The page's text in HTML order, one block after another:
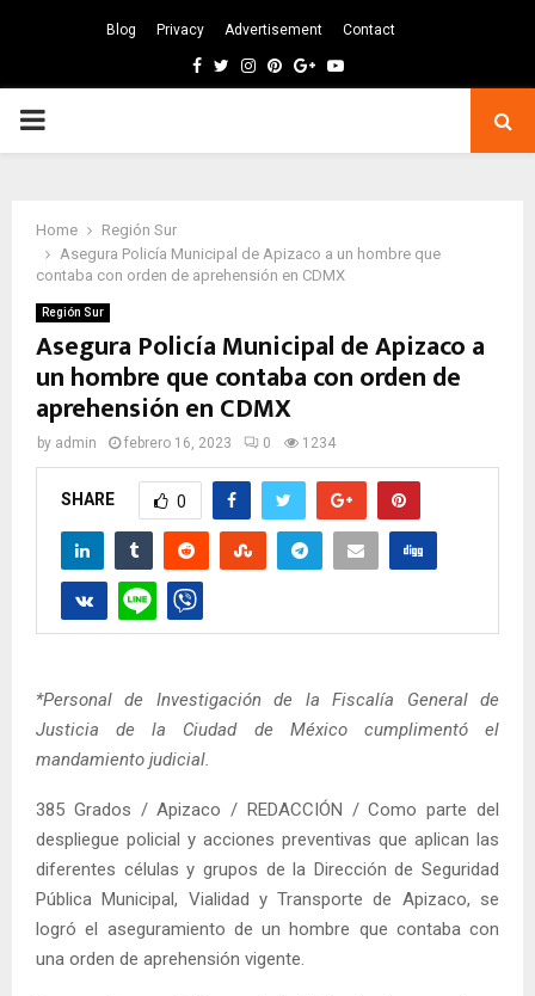
Blog Privacy Advertisement Contact
Facebook
TwitterInstagram
Pinterest
GoogleYoutube
PRIMARY
Home
Región Sur
Asegura Policía Municipal de Apizaco a un hombre que
contaba con orden de aprehensión en CDMX
Región Sur
Asegura Policía Municipal de Apizaco a
un hombre que contaba con orden de
aprehensión en CDMX
by admin febrero 16, 2023 0 1234
SHARE 0
*Personal de Investigación de la Fiscalía General de
Justicia de la Ciudad de México cumplimentó el
mandamiento judicial.
385 Grados / Apizaco / REDACCIÓN / Como parte del
despliegue policial y acciones preventivas que aplican las
diferentes células y grupos de la Dirección de Seguridad
Pública Municipal, Vialidad y Transporte de Apizaco, se
logró el aseguramiento de un hombre que contaba con
una orden de aprehensión vigente.